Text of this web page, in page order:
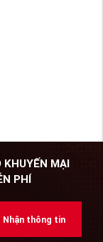
MẠI
PHÍ
Nhận thông tin